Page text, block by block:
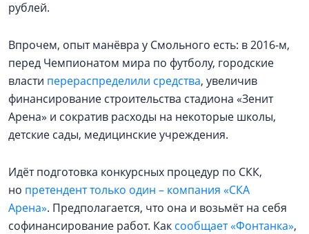
рублей.
Впрочем, опыт манёвра у Смольного есть: в 2016-м,
перед Чемпионатом мира по футболу, городские
власти перераспределили средства, увеличив
финансирование строительства стадиона «Зенит
Арена» и сократив расходы на некоторые школы,
детские сады, медицинские учреждения.
Идёт подготовка конкурсных процедур по СКК,
но претендент только один – компания «СКА
Арена». Предполагается, что она и возьмёт на себя
софинансирование работ. Как сообщает «Фонтанка»,